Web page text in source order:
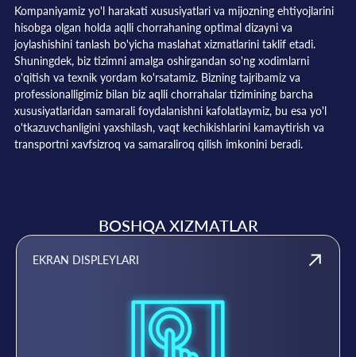
Kompaniyamiz yo'l harakati xususiyatlari va mijozning ehtiyojlarini
hisobga olgan holda aqlli chorrahaning optimal dizayni va
joylashishini tanlash bo'yicha maslahat xizmatlarini taklif etadi.
Shuningdek, biz tizimni amalga oshirgandan so'ng xodimlarni
o'qitish va texnik yordam ko'rsatamiz. Bizning tajribamiz va
professionalligimiz bilan biz aqlli chorrahalar tizimining barcha
xususiyatlaridan samarali foydalanishni kafolatlaymiz, bu esa yo'l
o'tkazuvchanligini yaxshilash, vaqt kechikishlarini kamaytirish va
transportni xavfsizroq va samaraliroq qilish imkonini beradi.
BOSHQA XIZMATLAR
EKRAN DISPLEYLARI